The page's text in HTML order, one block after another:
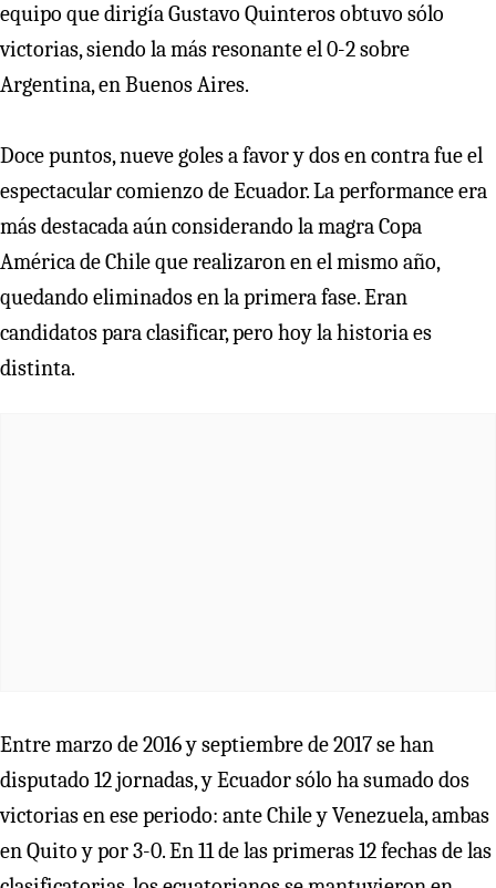
equipo que dirigía Gustavo Quinteros obtuvo sólo
victorias, siendo la más resonante el 0-2 sobre
Argentina, en Buenos Aires.
Doce puntos, nueve goles a favor y dos en contra fue el
espectacular comienzo de Ecuador. La performance era
más destacada aún considerando la magra Copa
América de Chile que realizaron en el mismo año,
quedando eliminados en la primera fase. Eran
candidatos para clasificar, pero hoy la historia es
distinta.
Entre marzo de 2016 y septiembre de 2017 se han
disputado 12 jornadas, y Ecuador sólo ha sumado dos
victorias en ese periodo: ante Chile y Venezuela, ambas
en Quito y por 3-0. En 11 de las primeras 12 fechas de las